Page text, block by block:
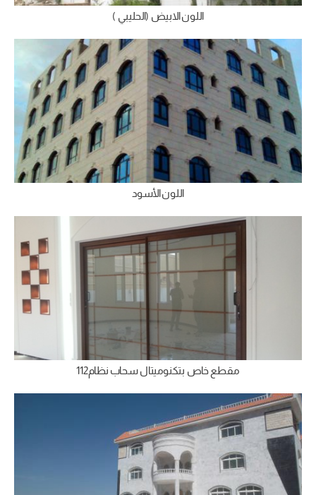
اللون الابيض (الحليبي )
اللون الأسود
مقطع خاص بتكنوميتال سحاب نظام112